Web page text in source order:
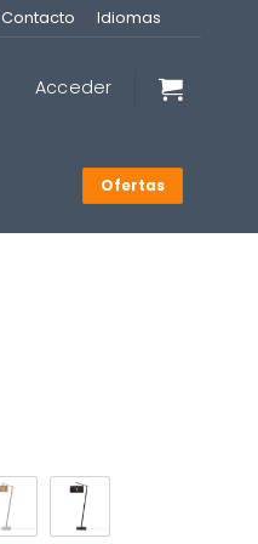
Contacto Idiomas
Acceder
Ofertas